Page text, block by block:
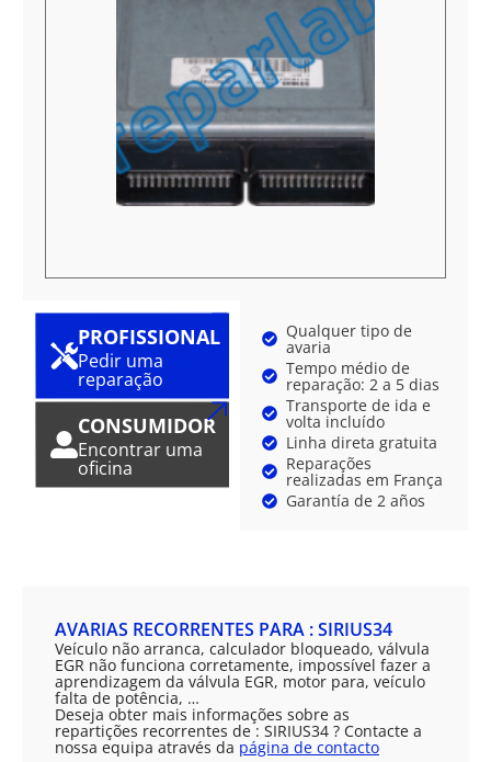
PROFISSIONAL
Pedir uma
reparação
CONSUMIDOR
Encontrar uma
oficina
Qualquer tipo de
avaria
Tempo médio de
reparação: 2 a 5 dias
Transporte de ida e
volta incluído
Linha direta gratuita
Reparações
realizadas em França
Garantía de 2 años
AVARIAS RECORRENTES PARA : SIRIUS34
Veículo não arranca, calculador bloqueado, válvula
EGR não funciona corretamente, impossível fazer a
aprendizagem da válvula EGR, motor para, veículo
falta de potência, …
Deseja obter mais informações sobre as
repartições recorrentes de : SIRIUS34 ? Contacte a
nossa equipa através da página de contacto